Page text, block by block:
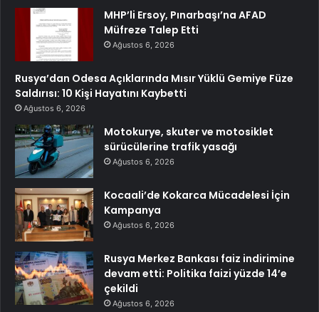
MHP’li Ersoy, Pınarbaşı’na AFAD
Müfreze Talep Etti
Ağustos 6, 2026
Rusya’dan Odesa Açıklarında Mısır Yüklü Gemiye Füze
Saldırısı: 10 Kişi Hayatını Kaybetti
Ağustos 6, 2026
Motokurye, skuter ve motosiklet
sürücülerine trafik yasağı
Ağustos 6, 2026
Kocaali’de Kokarca Mücadelesi İçin
Kampanya
Ağustos 6, 2026
Rusya Merkez Bankası faiz indirimine
devam etti: Politika faizi yüzde 14’e
çekildi
Ağustos 6, 2026